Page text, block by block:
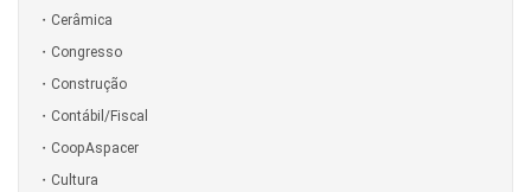
Cerâmica
Congresso
Construção
Contábil/Fiscal
CoopAspacer
Cultura